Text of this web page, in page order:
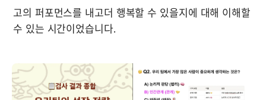
고의 퍼포먼스를 내고더 행복할 수 있을지에 대해 이해할
수 있는 시간이었습니다.